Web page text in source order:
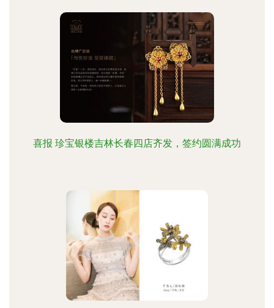
喜报 珍宝银楼吉林长春四店齐发，签约圆满成功